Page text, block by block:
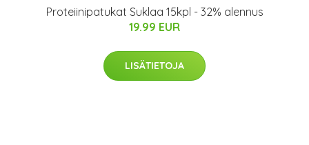
Proteiinipatukat Suklaa 15kpl - 32% alennus
19.99 EUR
LISÄTIETOJA